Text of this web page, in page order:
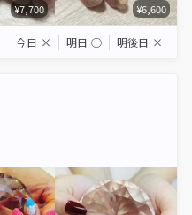
¥7,700 ¥6,600
今日 × 明日 ◯ 明後日 ×